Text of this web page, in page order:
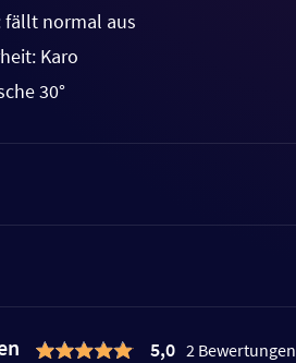
fällt normal aus
Karo
30°
5,0 2 Bewertungen